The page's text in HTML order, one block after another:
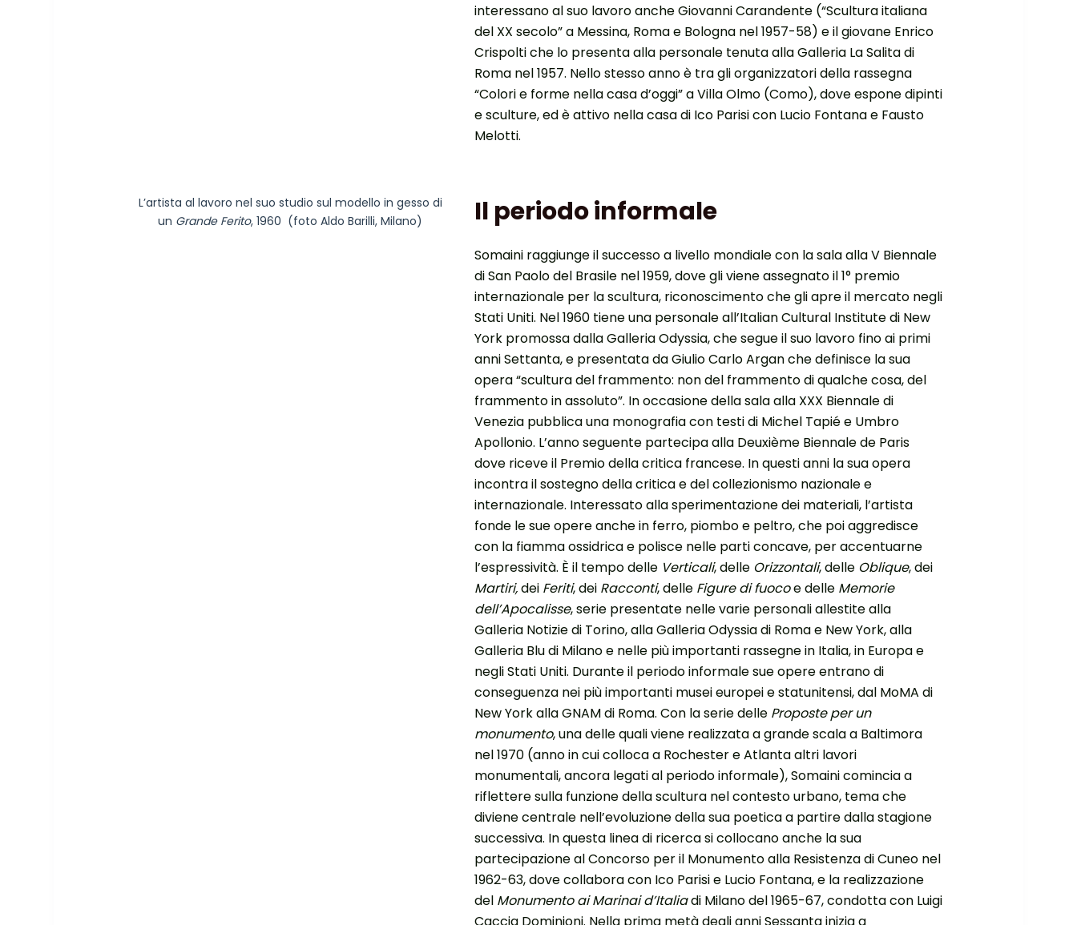
interessano al suo lavoro anche Giovanni Carandente (“Scultura italiana
del XX secolo” a Messina, Roma e Bologna nel 1957-58) e il giovane Enrico
Crispolti che lo presenta alla personale tenuta alla Galleria La Salita di
Roma nel 1957. Nello stesso anno è tra gli organizzatori della rassegna
“Colori e forme nella casa d’oggi” a Villa Olmo (Como), dove espone dipinti
e sculture, ed è attivo nella casa di Ico Parisi con Lucio Fontana e Fausto
Melotti.
L’artista al lavoro nel suo studio sul modello in gesso di
un Grande Ferito, 1960 (foto Aldo Barilli, Milano) Il periodo informale
Somaini raggiunge il successo a livello mondiale con la sala alla V Biennale
di San Paolo del Brasile nel 1959, dove gli viene assegnato il 1° premio
internazionale per la scultura, riconoscimento che gli apre il mercato negli
Stati Uniti. Nel 1960 tiene una personale all’Italian Cultural Institute di New
York promossa dalla Galleria Odyssia, che segue il suo lavoro fino ai primi
anni Settanta, e presentata da Giulio Carlo Argan che definisce la sua
opera “scultura del frammento: non del frammento di qualche cosa, del
frammento in assoluto”. In occasione della sala alla XXX Biennale di
Venezia pubblica una monografia con testi di Michel Tapié e Umbro
Apollonio. L’anno seguente partecipa alla Deuxième Biennale de Paris
dove riceve il Premio della critica francese. In questi anni la sua opera
incontra il sostegno della critica e del collezionismo nazionale e
internazionale. Interessato alla sperimentazione dei materiali, l’artista
fonde le sue opere anche in ferro, piombo e peltro, che poi aggredisce
con la fiamma ossidrica e polisce nelle parti concave, per accentuarne
l’espressività. È il tempo delle Verticali, delle Orizzontali, delle Oblique, dei
Martiri,dei Feriti, dei Racconti, delle Figure di fuocoe delle Memorie
dell’Apocalisse, serie presentate nelle varie personali allestite alla
Galleria Notizie di Torino, alla Galleria Odyssia di Roma e New York, alla
Galleria Blu di Milano e nelle più importanti rassegne in Italia, in Europa e
negli Stati Uniti. Durante il periodo informale sue opere entrano di
conseguenza nei più importanti musei europei e statunitensi, dal MoMA di
New York alla GNAM di Roma. Con la serie delle Proposte per un
monumento, una delle quali viene realizzata a grande scala a Baltimora
nel 1970 (anno in cui colloca a Rochester e Atlanta altri lavori
monumentali, ancora legati al periodo informale), Somaini comincia a
riflettere sulla funzione della scultura nel contesto urbano, tema che
diviene centrale nell’evoluzione della sua poetica a partire dalla stagione
successiva. In questa linea di ricerca si collocano anche la sua
partecipazione al Concorso per il Monumento alla Resistenza di Cuneo nel
1962-63, dove collabora con Ico Parisi e Lucio Fontana, e la realizzazione
del Monumento ai Marinai d’Italiadi Milano del 1965-67, condotta con Luigi